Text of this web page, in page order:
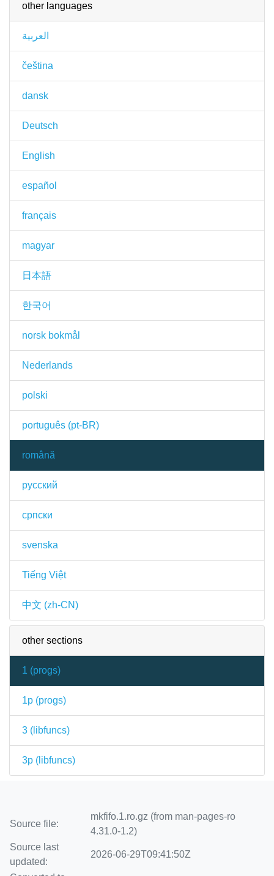
other languages
العربية
čeština
dansk
Deutsch
English
español
français
magyar
日本語
한국어
norsk bokmål
Nederlands
polski
português (pt-BR)
română
русский
српски
svenska
Tiếng Việt
中文 (zh-CN)
other sections
1 (progs)
1p (progs)
3 ( libfuncs)
3p ( libfuncs)
Source file:
mkfifo.1.ro.gz (from man-pages-ro
4.31.0-1.2)
Source last
updated:
2026-06-29T09:41:50Z